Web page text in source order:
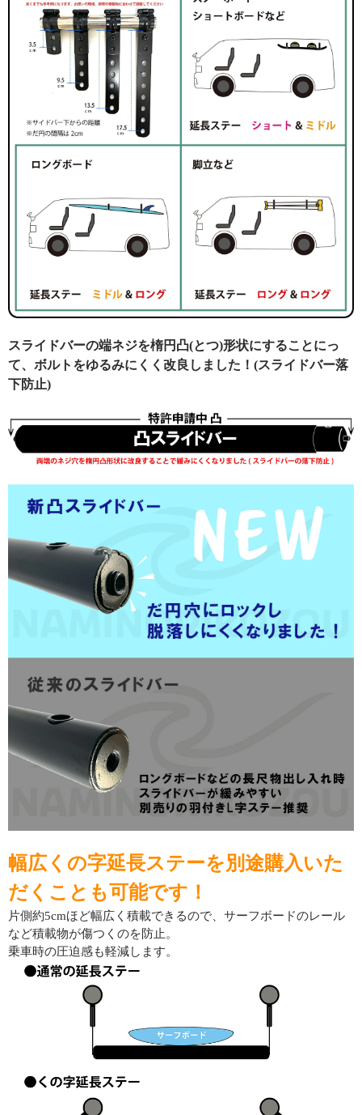
スライドバーの端ネジを楕円凸(とつ)形状にすることにっ
て、ボルトをゆるみにくく改良しました！(スライドバー落
下防止)
幅広くの字延長ステーを別途購入いた
だくことも可能です！
片側約5cmほど幅広く積載できるので、サーフボードのレール
など積載物が傷つくのを防止。
乗車時の圧迫感も軽減します。